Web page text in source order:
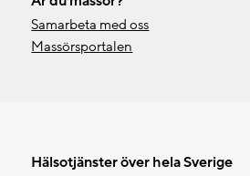
Samarbeta med oss
Massörsportalen
Hälsotjänster över hela Sverige